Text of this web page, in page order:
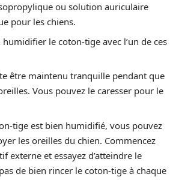
ou solution auriculaire
pour les chiens.
le coton-tige avec l’un de ces
être maintenu tranquille pendant que
Vous pouvez le caresser pour le
tige est bien humidifié, vous pouvez
les oreilles du chien. Commencez
externe et essayez d’atteindre le
de bien rincer le coton-tige à chaque